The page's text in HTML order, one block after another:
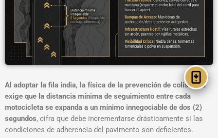
Al adoptar la fila india, la física de la prevención de colisiones
exige que la distancia mínima de seguimiento entre cada
motocicleta se expanda a un mínimo innegociable de dos (2)
segundos, cifra que debe incrementarse drásticamente si las
condiciones de adherencia del pavimento son deficientes.